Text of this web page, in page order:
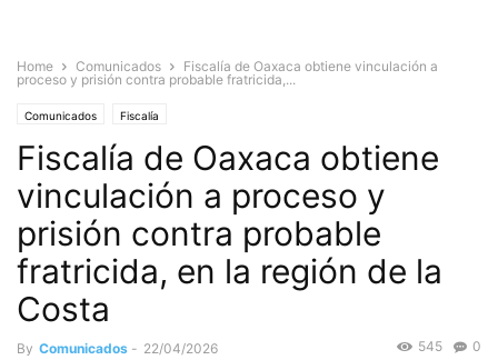
Home Comunicados
Fiscalía de Oaxaca obtiene vinculación a
proceso y prisión contra probable fratricida,...
Comunicados Fiscalía
Fiscalía de Oaxaca obtiene
vinculación a proceso y
prisión contra probable
fratricida, en la región de la
Costa
By Comunicados - 22/04/2026 0
545